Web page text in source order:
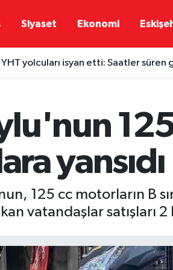
Siyaset Ekonomi
YHT yolcuları isyan etti: Saatler süren
yansıdı
125 cc motorların B
vatandaşlar satışları 2